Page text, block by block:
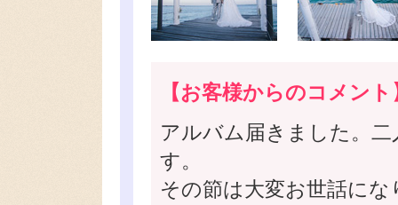
【お客様からのコメント
アルバム届きました。
す。
その節は大変お世話にな